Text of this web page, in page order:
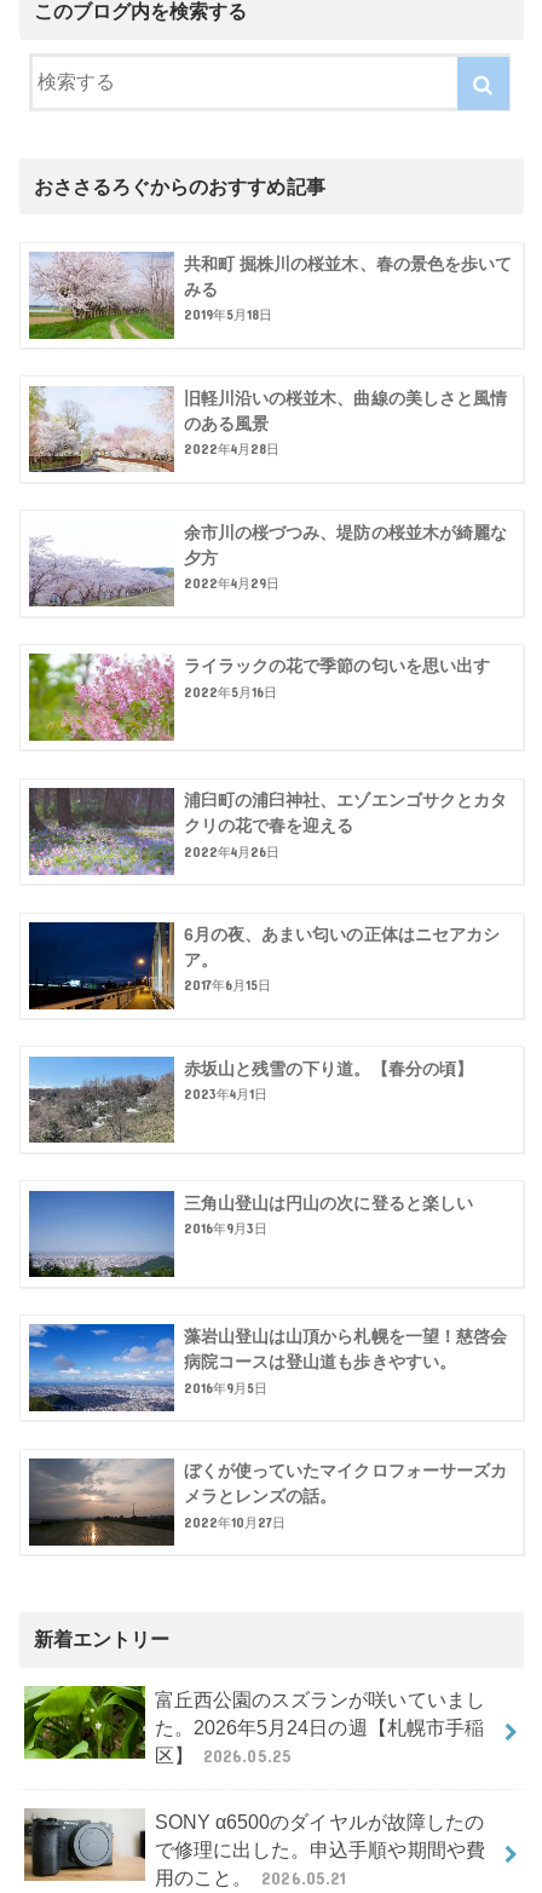
このブログ内を検索する
おささるろぐからのおすすめ記事
共和町 掘株川の桜並木、春の景色を歩いて
みる
2019年5月18日
旧軽川沿いの桜並木、曲線の美しさと風情
のある風景
2022年4月28日
余市川の桜づつみ、堤防の桜並木が綺麗な
夕方
2022年4月29日
ライラックの花で季節の匂いを思い出す
2022年5月16日
浦臼町の浦臼神社、エゾエンゴサクとカタ
クリの花で春を迎える
2022年4月26日
6月の夜、あまい匂いの正体はニセアカシ
ア。
2017年6月15日
赤坂山と残雪の下り道。【春分の頃】
2023年4月1日
三角山登山は円山の次に登ると楽しい
2016年9月3日
藻岩山登山は山頂から札幌を一望！慈啓会
病院コースは登山道も歩きやすい。
2016年9月5日
ぼくが使っていたマイクロフォーサーズカ
メラとレンズの話。
2022年10月27日
新着エントリー
富丘西公園のスズランが咲いていまし
た。2026年5月24日の週【札幌市手稲
区】
2026.05.25
SONY α6500のダイヤルが故障したの
で修理に出した。申込手順や期間や費
用のこと。
2026.05.21